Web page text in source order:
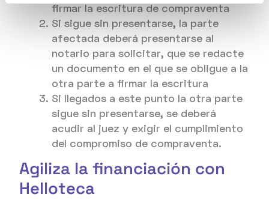
firmar la escritura de compraventa
Si sigue sin presentarse, la parte
afectada deberá presentarse al
notario para solicitar, que se redacte
un documento en el que se obligue a la
otra parte a firmar la escritura
Si llegados a este punto la otra parte
sigue sin presentarse, se deberá
acudir al juez y exigir el cumplimiento
del compromiso de compraventa.
Agiliza la financiación con
Helloteca